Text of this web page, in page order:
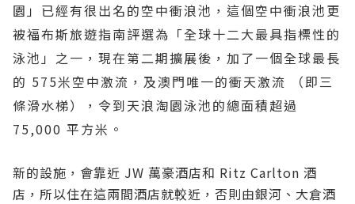
園」已經有很出名的空中衝浪池，這個空中衝浪池更
被福布斯旅遊指南評選為「全球十二大最具指標性的
泳池」之一，現在第二期擴展後，加了一個全球最長
的 575米空中激流，及澳門唯一的衝天激流 （即三
條滑水梯），令到天浪淘園泳池的總面積超過
75,000 平方米。
新的設施，會靠近 JW 萬豪酒店和 Ritz Carlton 酒
店，所以住在這兩間酒店就較近，否則由銀河、大倉酒